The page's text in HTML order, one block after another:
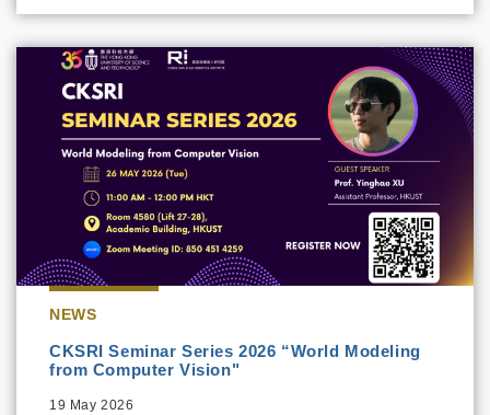
NEWS
CKSRI Seminar Series 2026 “World Modeling
from Computer Vision"
19 May 2026